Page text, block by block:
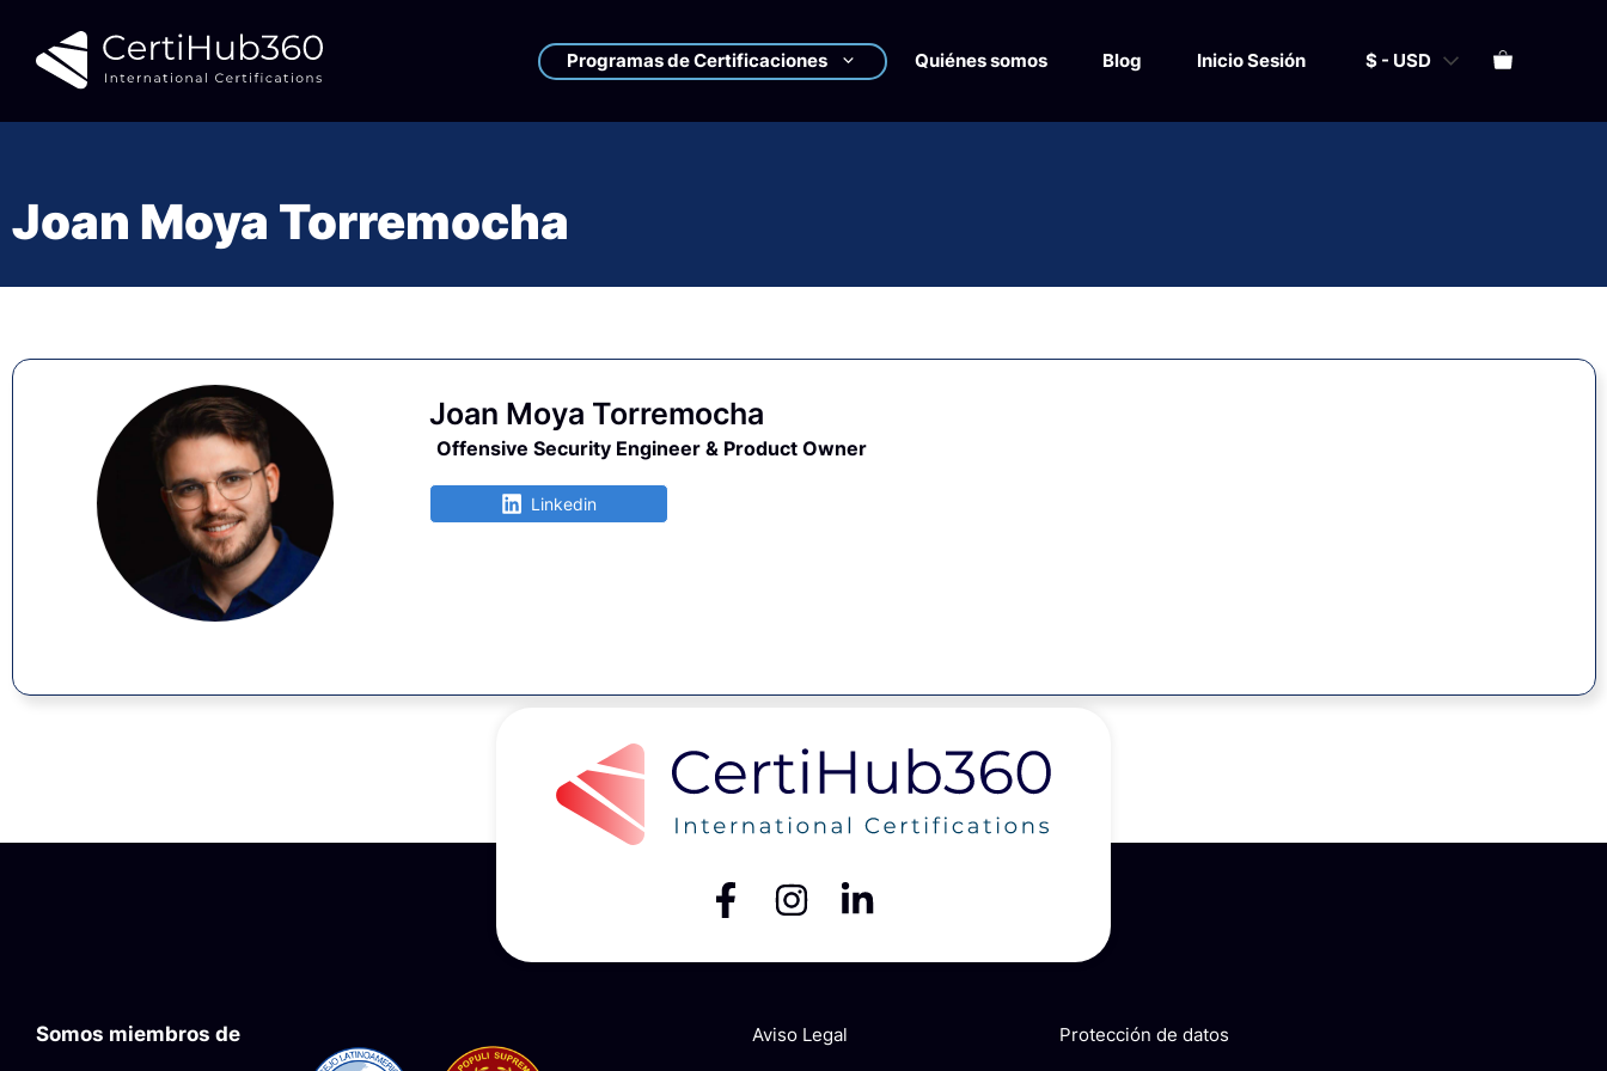
contenido
$ - USD
Programas de Certificaciones Quiénes somos Blog Inicio Sesión
Joan Moya Torremocha
Joan Moya Torremocha
Offensive Security Engineer & Product Owner
Linkedin
Somos miembros de Aviso Legal Protección de datos